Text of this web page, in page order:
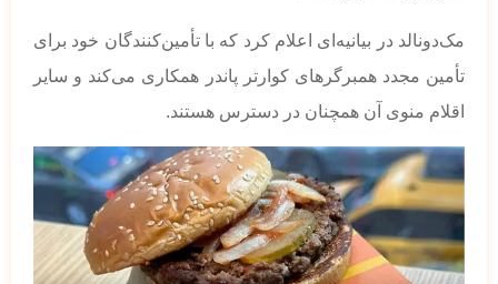
مک‌دونالد در بیانیه‌ای اعلام کرد که با تأمین‌کنندگان خود برای
تأمین مجدد همبرگرهای کوارتر پاندر همکاری می‌کند و سایر
اقلام منوی آن همچنان در دسترس هستند.